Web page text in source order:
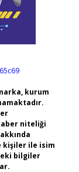
kurum
niteliği
kişiler ile isim
bilgiler